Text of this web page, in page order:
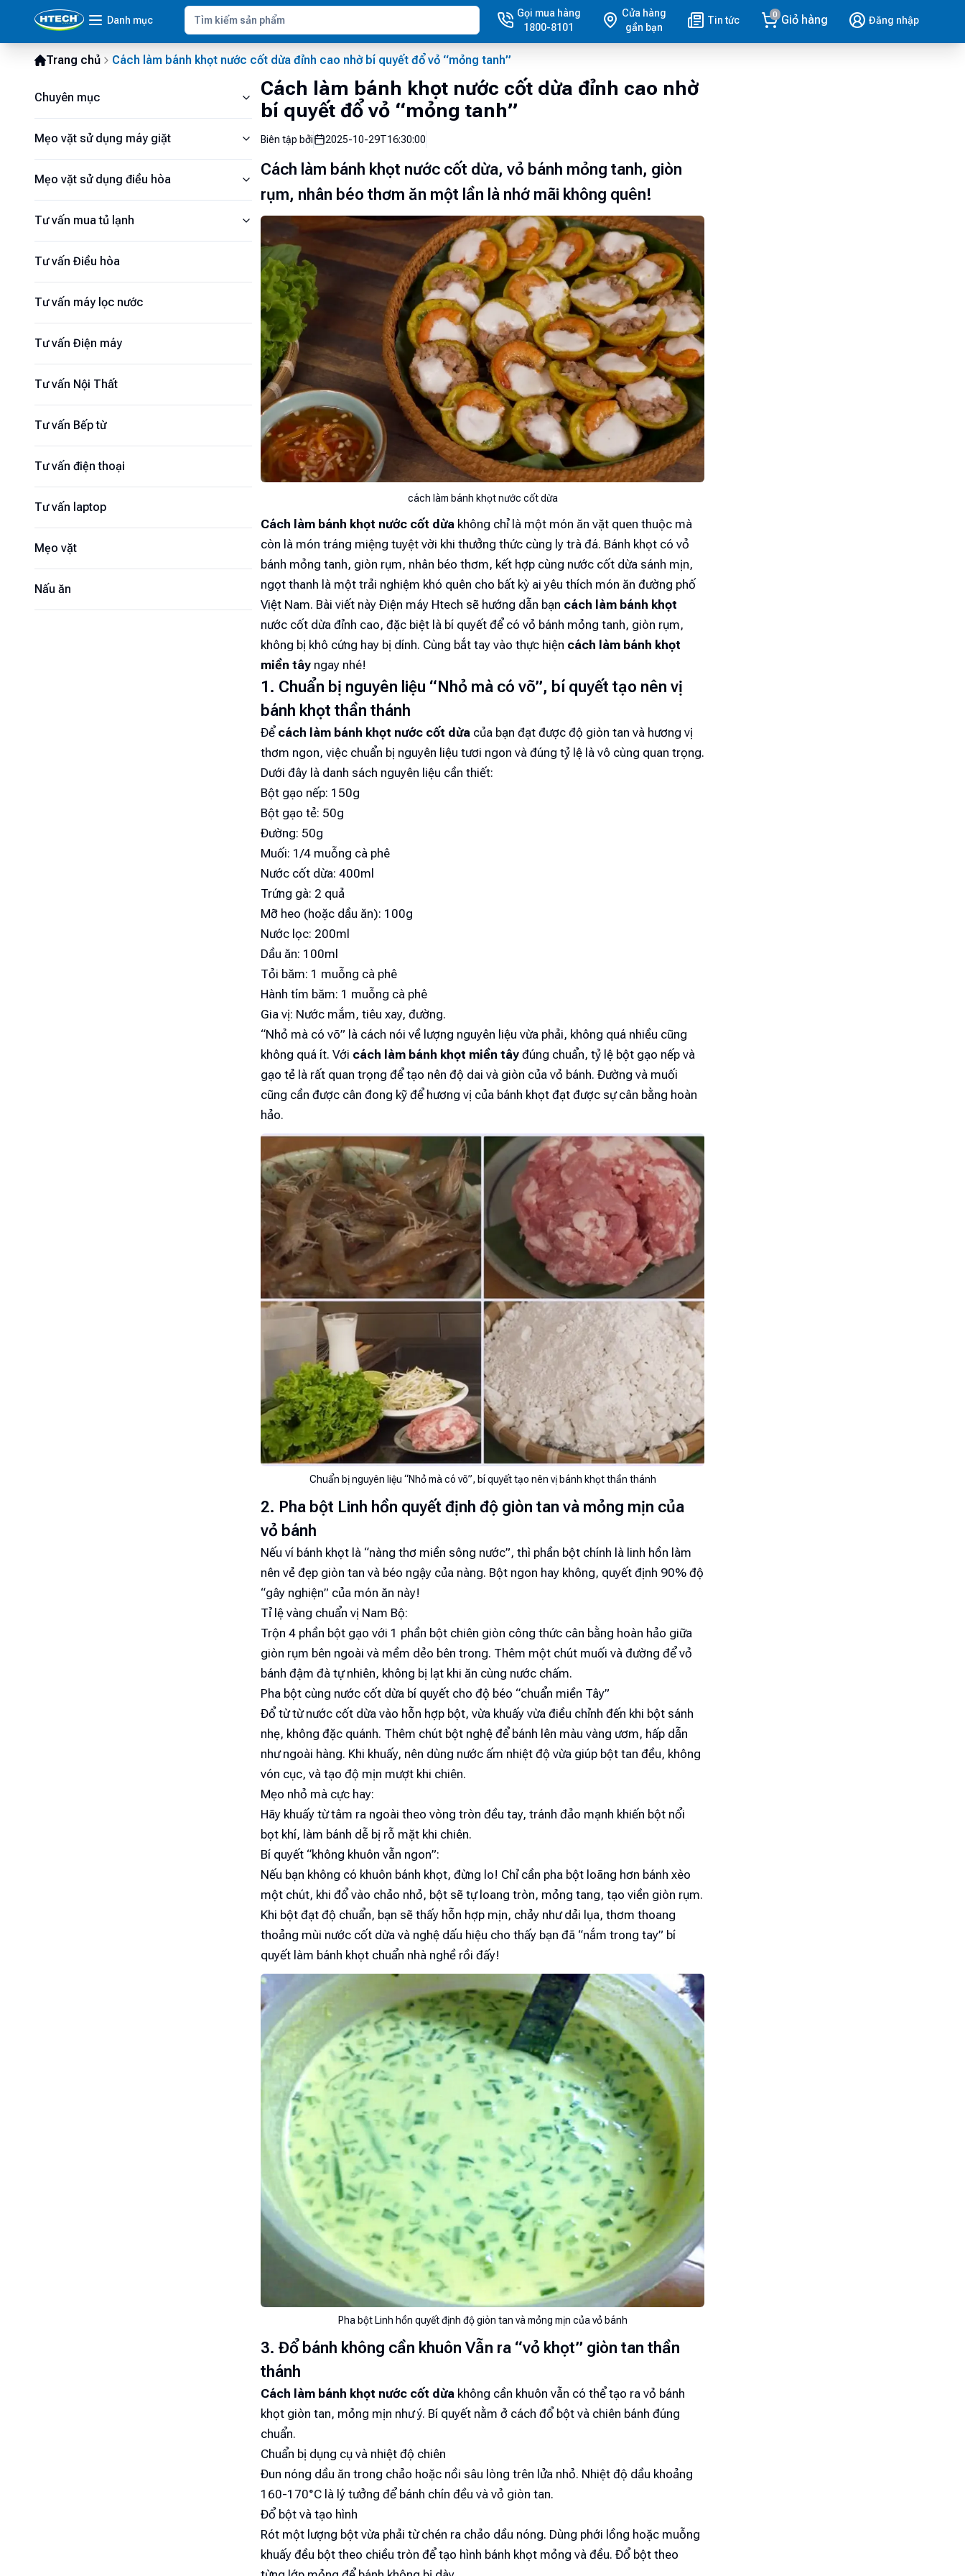
Danh mục
Gọi mua hàng
1800-8101
Cửa hàng
gần bạn
Tin tức 0 Giỏ hàng Đăng nhập
Trang chủ Cách làm bánh khọt nước cốt dừa đỉnh cao nhờ bí quyết đổ vỏ “mỏng tanh”
Chuyên mục
Mẹo vặt sử dụng máy giặt
Mẹo vặt sử dụng điều hòa
Tư vấn mua tủ lạnh
Tư vấn Điều hòa
Tư vấn máy lọc nước
Tư vấn Điện máy
Tư vấn Nội Thất
Tư vấn Bếp từ
Tư vấn điện thoại
Tư vấn laptop
Mẹo vặt
Nấu ăn
Cách làm bánh khọt nước cốt dừa đỉnh cao nhờ
bí quyết đổ vỏ “mỏng tanh”
Biên tập bởi 2025-10-29T16:30:00
Cách làm bánh khọt nước cốt dừa, vỏ bánh mỏng tanh, giòn
rụm, nhân béo thơm ăn một lần là nhớ mãi không quên!
cách làm bánh khọt nước cốt dừa
Cách làm bánh khọt nước cốt dừa không chỉ là một món ăn vặt quen thuộc mà
còn là món tráng miệng tuyệt vời khi thưởng thức cùng ly trà đá. Bánh khọt có vỏ
bánh mỏng tanh, giòn rụm, nhân béo thơm, kết hợp cùng nước cốt dừa sánh mịn,
ngọt thanh là một trải nghiệm khó quên cho bất kỳ ai yêu thích món ăn đường phố
Việt Nam. Bài viết này Điện máy Htech sẽ hướng dẫn bạn cách làm bánh khọt
nước cốt dừa đỉnh cao, đặc biệt là bí quyết để có vỏ bánh mỏng tanh, giòn rụm,
không bị khô cứng hay bị dính. Cùng bắt tay vào thực hiện cách làm bánh khọt
miền tây ngay nhé!
1. Chuẩn bị nguyên liệu “Nhỏ mà có võ”, bí quyết tạo nên vị
bánh khọt thần thánh
Để cách làm bánh khọt nước cốt dừa của bạn đạt được độ giòn tan và hương vị
thơm ngon, việc chuẩn bị nguyên liệu tươi ngon và đúng tỷ lệ là vô cùng quan trọng.
Dưới đây là danh sách nguyên liệu cần thiết:
Bột gạo nếp: 150g
Bột gạo tẻ: 50g
Đường: 50g
Muối: 1/4 muỗng cà phê
Nước cốt dừa: 400ml
Trứng gà: 2 quả
Mỡ heo (hoặc dầu ăn): 100g
Nước lọc: 200ml
Dầu ăn: 100ml
Tỏi băm: 1 muỗng cà phê
Hành tím băm: 1 muỗng cà phê
Gia vị: Nước mắm, tiêu xay, đường.
“Nhỏ mà có võ” là cách nói về lượng nguyên liệu vừa phải, không quá nhiều cũng
không quá ít. Với cách làm bánh khọt miền tây đúng chuẩn, tỷ lệ bột gạo nếp và
gạo tẻ là rất quan trọng để tạo nên độ dai và giòn của vỏ bánh. Đường và muối
cũng cần được cân đong kỹ để hương vị của bánh khọt đạt được sự cân bằng hoàn
hảo.
Chuẩn bị nguyên liệu “Nhỏ mà có võ”, bí quyết tạo nên vị bánh khọt thần thánh
2. Pha bột Linh hồn quyết định độ giòn tan và mỏng mịn của
vỏ bánh
Nếu ví bánh khọt là “nàng thơ miền sông nước”, thì phần bột chính là linh hồn làm
nên vẻ đẹp giòn tan và béo ngậy của nàng. Bột ngon hay không, quyết định 90% độ
“gây nghiện” của món ăn này!
Tỉ lệ vàng chuẩn vị Nam Bộ:
Trộn 4 phần bột gạo với 1 phần bột chiên giòn công thức cân bằng hoàn hảo giữa
giòn rụm bên ngoài và mềm dẻo bên trong. Thêm một chút muối và đường để vỏ
bánh đậm đà tự nhiên, không bị lạt khi ăn cùng nước chấm.
Pha bột cùng nước cốt dừa bí quyết cho độ béo “chuẩn miền Tây”
Đổ từ từ nước cốt dừa vào hỗn hợp bột, vừa khuấy vừa điều chỉnh đến khi bột sánh
nhẹ, không đặc quánh. Thêm chút bột nghệ để bánh lên màu vàng ươm, hấp dẫn
như ngoài hàng. Khi khuấy, nên dùng nước ấm nhiệt độ vừa giúp bột tan đều, không
vón cục, và tạo độ mịn mượt khi chiên.
Mẹo nhỏ mà cực hay:
Hãy khuấy từ tâm ra ngoài theo vòng tròn đều tay, tránh đảo mạnh khiến bột nổi
bọt khí, làm bánh dễ bị rỗ mặt khi chiên.
Bí quyết “không khuôn vẫn ngon”:
Nếu bạn không có khuôn bánh khọt, đừng lo! Chỉ cần pha bột loãng hơn bánh xèo
một chút, khi đổ vào chảo nhỏ, bột sẽ tự loang tròn, mỏng tang, tạo viền giòn rụm.
Khi bột đạt độ chuẩn, bạn sẽ thấy hỗn hợp mịn, chảy như dải lụa, thơm thoang
thoảng mùi nước cốt dừa và nghệ dấu hiệu cho thấy bạn đã “nắm trong tay” bí
quyết làm bánh khọt chuẩn nhà nghề rồi đấy!
Pha bột Linh hồn quyết định độ giòn tan và mỏng mịn của vỏ bánh
3. Đổ bánh không cần khuôn Vẫn ra “vỏ khọt” giòn tan thần
thánh
Cách làm bánh khọt nước cốt dừa không cần khuôn vẫn có thể tạo ra vỏ bánh
khọt giòn tan, mỏng mịn như ý. Bí quyết nằm ở cách đổ bột và chiên bánh đúng
chuẩn.
Chuẩn bị dụng cụ và nhiệt độ chiên
Đun nóng dầu ăn trong chảo hoặc nồi sâu lòng trên lửa nhỏ. Nhiệt độ dầu khoảng
160-170°C là lý tưởng để bánh chín đều và vỏ giòn tan.
Đổ bột và tạo hình
Rót một lượng bột vừa phải từ chén ra chảo dầu nóng. Dùng phới lồng hoặc muỗng
khuấy đều bột theo chiều tròn để tạo hình bánh khọt mỏng và đều. Đổ bột theo